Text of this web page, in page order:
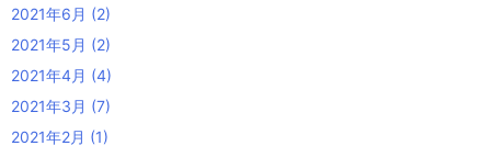
2021年6月 (2)
2021年5月 (2)
2021年4月 (4)
2021年3月 (7)
2021年2月 (1)